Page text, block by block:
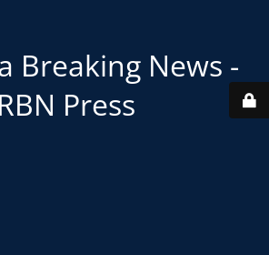
Breaking News -
RBN Press